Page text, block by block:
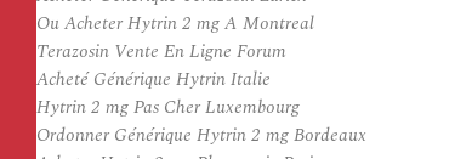
Ou Acheter Hytrin 2 mg A Montreal
Terazosin Vente En Ligne Forum
Acheté Générique Hytrin Italie
Hytrin 2 mg Pas Cher Luxembourg
Ordonner Générique Hytrin 2 mg Bordeaux